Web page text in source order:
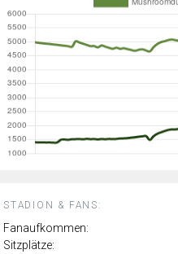
STADION & FANS:
Fanaufkommen:
Sitzplätze: